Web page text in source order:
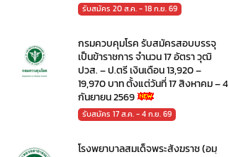
รับสมัคร 20 ส.ค. - 18 ก.ย. 69
กรมควบคุมโรค รับสมัครสอบบรรจุ
เป็นข้าราชการ จำนวน 17 อัตรา วุฒิ
ปวส. – ป.ตรี เงินเดือน 13,920 –
19,970 บาท ตั้งแต่วันที่ 17 สิงหาคม – 4
กันยายน 2569
รับสมัคร 17 ส.ค. - 4 ก.ย. 69
โรงพยาบาลสมเด็จพระสังฆราช (อมฺ